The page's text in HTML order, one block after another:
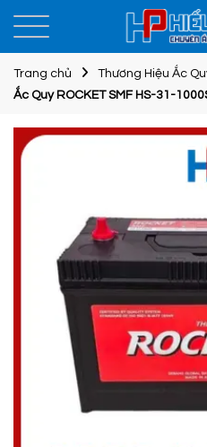
Trang chủ Thương Hiệu Ắc
Ắc Quy ROCKET SMF HS-31-